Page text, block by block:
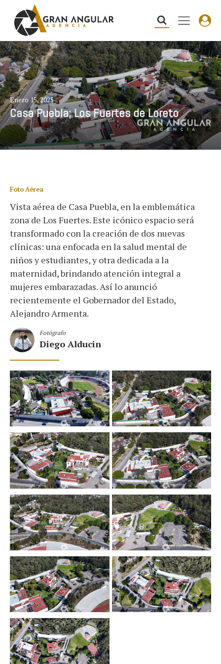
Enero 15, 2025
Casa Puebla; Los Fuertes de Loreto
Foto Aérea
Vista aérea de Casa Puebla, en la emblemática
zona de Los Fuertes. Este icónico espacio será
transformado con la creación de dos nuevas
clínicas: una enfocada en la salud mental de
niños y estudiantes, y otra dedicada a la
maternidad, brindando atención integral a
mujeres embarazadas. Así lo anunció
recientemente el Gobernador del Estado,
Alejandro Armenta.
Fotógrafo
Diego Alducin